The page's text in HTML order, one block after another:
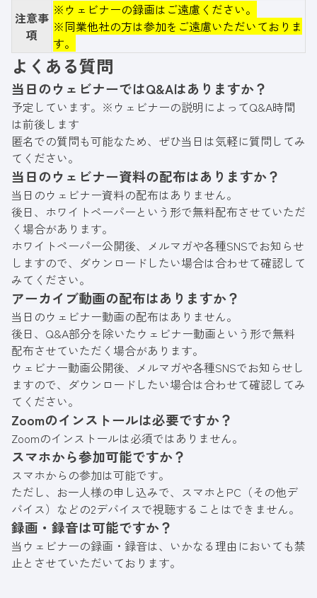
注意事
項
※ウェビナーの録画はご遠慮ください。
※同業他社の方は参加をご遠慮いただいておりま
す。
よくある質問
当日のウェビナーではQ&Aはありますか？
予定しています。※ウェビナーの説明によってQ&A時間
は前後します
匿名での質問も可能なため、ぜひ当日は気軽に質問してみ
てください。
当日のウェビナー資料の配布はありますか？
当日のウェビナー資料の配布はありません。
後日、ホワイトペーパーという形で無料配布させていただ
く場合があります。
ホワイトペーパー公開後、メルマガや各種SNSでお知らせ
しますので、ダウンロードしたい場合は合わせて確認して
みてください。
アーカイブ動画の配布はありますか？
当日のウェビナー動画の配布はありません。
後日、Q&A部分を除いたウェビナー動画という形で無料
配布させていただく場合があります。
ウェビナー動画公開後、メルマガや各種SNSでお知らせし
ますので、ダウンロードしたい場合は合わせて確認してみ
てください。
Zoomのインストールは必要ですか？
Zoomのインストールは必須ではありません。
スマホから参加可能ですか？
スマホからの参加は可能です。
ただし、お一人様の申し込みで、スマホとPC（その他デ
バイス）などの2デバイスで視聴することはできません。
録画・録音は可能ですか？
当ウェビナーの録画・録音は、いかなる理由においても禁
止とさせていただいております。